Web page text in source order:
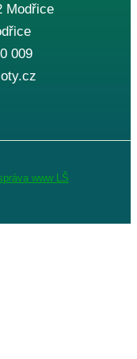
Modřice
009
www LŠ